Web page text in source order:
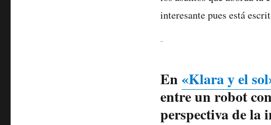
interesante pues está
En«Klara y el
entre un robot
perspectiva de la